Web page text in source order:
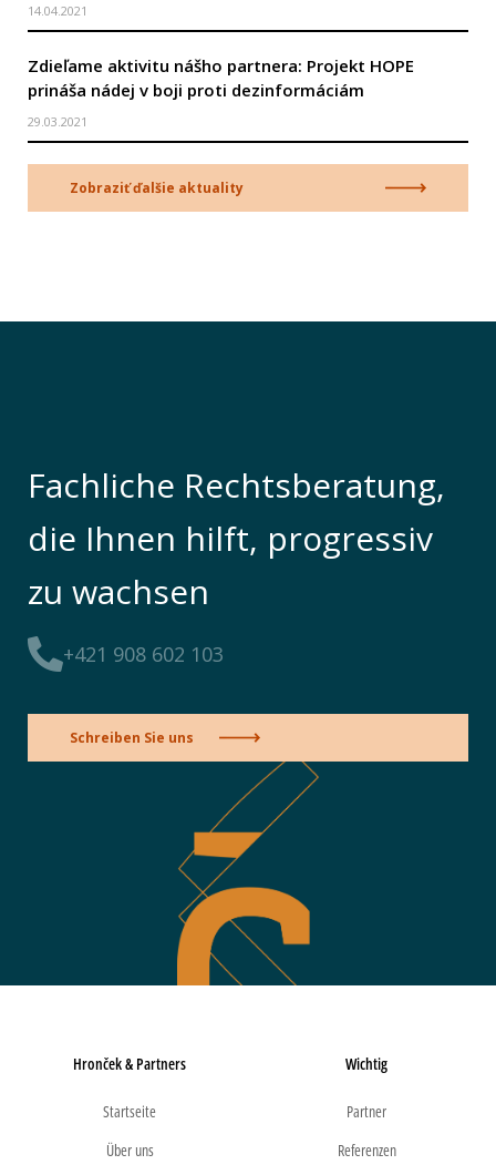
14.04.2021
Zdieľame aktivitu nášho partnera: Projekt HOPE
prináša nádej v boji proti dezinformáciám
29.03.2021
Zobraziť ďalšie aktuality
Fachliche Rechtsberatung,
die Ihnen hilft, progressiv
zu wachsen
+421 908 602 103
Schreiben Sie uns
Hronček & Partners
Startseite
Über uns
Wichtig
Partner
Referenzen